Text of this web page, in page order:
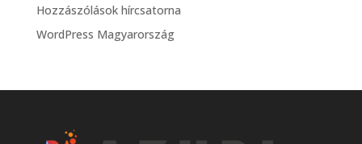
Hozzászólások hírcsatorna
WordPress Magyarország